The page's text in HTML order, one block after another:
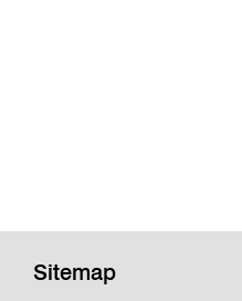
Sitemap